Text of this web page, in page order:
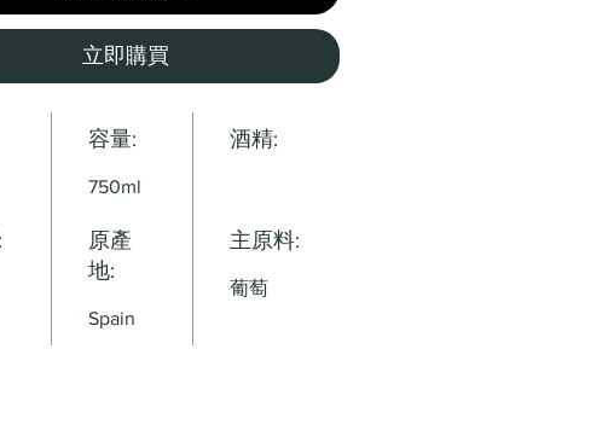
立即購買
容量:
750ml
酒精:
原產
地:
Spain
主原料:
葡萄